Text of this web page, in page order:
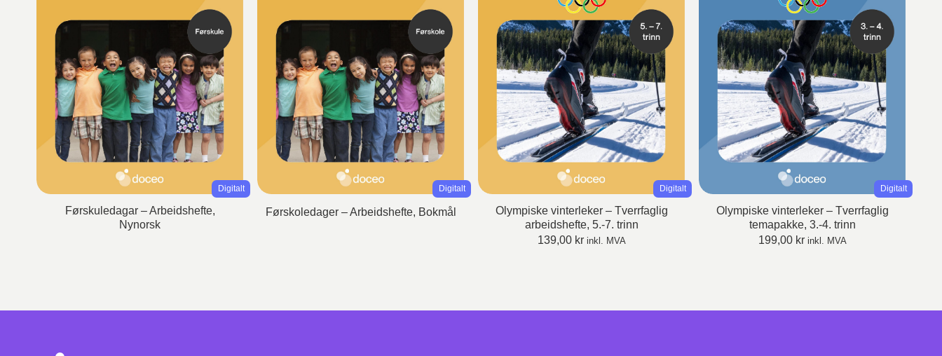
Digitalt
Førskuledagar – Arbeidshefte,
Nynorsk
Digitalt
Førskoledager – Arbeidshefte, Bokmål
Digitalt
Olympiske vinterleker – Tverrfaglig
arbeidshefte, 5.-7. trinn
139,00 kr inkl. MVA
Digitalt
Olympiske vinterleker – Tverrfaglig
temapakke, 3.-4. trinn
199,00 kr inkl. MVA